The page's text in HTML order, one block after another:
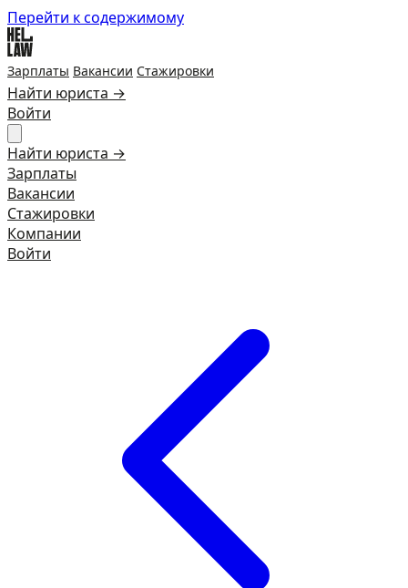
Перейти к содержимому
Зарплаты Вакансии Стажировки
Найти юриста →
Войти
Найти юриста →
Зарплаты
Вакансии
Стажировки
Компании
Войти